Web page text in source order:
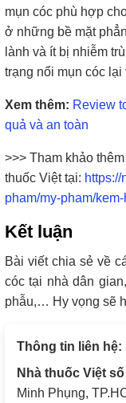
mụn cóc phù hợp
ở những bề mặt
lành và ít bị nhiễm
trạng nổi mụn cóc
Xem thêm: Review
quả và an toàn
>>> Tham khảo
thuốc Việt tại:
pham/my-pham/
Kết luận
Bài viết chia sẻ về
cóc tại nhà dân
phẫu,… Hy vọng sẽ
Thông tin liên hệ:
Nhà thuốc Việt số
Minh Phụng,